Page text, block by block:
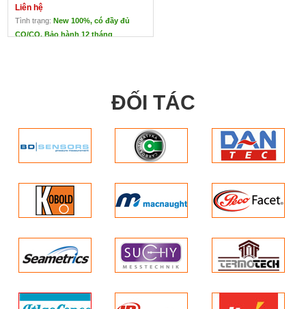
Liên hệ
Tình trạng: New 100%, có đầy đủ
CO/CQ. Bảo hành 12 tháng
Xuất xứ: Macnaught- Úc
Độ chính xác và độ lặp lại cao
Thích hợp cho chất lỏng, nhớt
Độ chính xác không bị ảnh hưởng bởi những
Yêu cầu bảo trì tối thiểu
Dễ cài đặt
ĐỐI TÁC